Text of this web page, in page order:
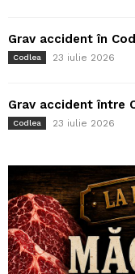
Grav accident în
Codlea 23 iulie 2026
Grav accident între
Codlea 23 iulie 2026